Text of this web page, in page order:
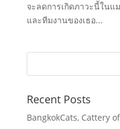
จะลดการเกิดภาวะนี้ใน
และทีมงานของเธอ...
Recent Posts
BangkokCats, Cattery